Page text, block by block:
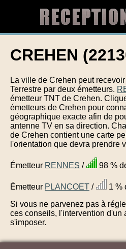
CREHEN
La ville de Crehen peut
Terrestre par deux émetteurs.
émetteur TNT de Crehen.
émetteurs de Crehen pour
géographique exacte afin de
antenne TV en sa direction.
de Crehen contient une carte
l'orientation que devra prendre
Émetteur RENNES / 98 %
Émetteur PLANCOET /
1 %
Si vous ne parvenez pas à
ces conseils, l'intervention d'un
s'imposer.